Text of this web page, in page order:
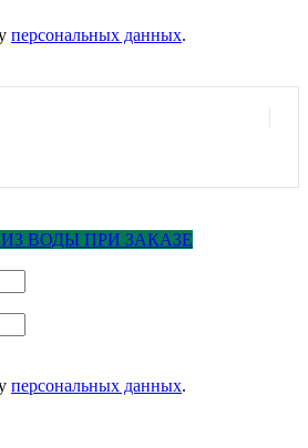
персональных данных.
ВОДЫ ПРИ ЗАКАЗЕ
персональных данных.